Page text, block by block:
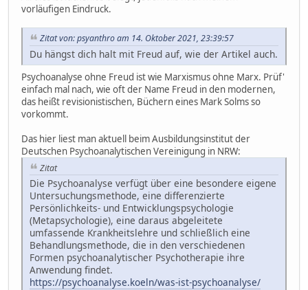
vorläufigen Eindruck.
Zitat von: psyanthro am 14. Oktober 2021, 23:39:57
Du hängst dich halt mit Freud auf, wie der Artikel auch.
Psychoanalyse ohne Freud ist wie Marxismus ohne Marx. Prüf'
einfach mal nach, wie oft der Name Freud in den modernen,
das heißt revisionistischen, Büchern eines Mark Solms so
vorkommt.
Das hier liest man aktuell beim Ausbildungsinstitut der
Deutschen Psychoanalytischen Vereinigung in NRW:
Zitat
Die Psychoanalyse verfügt über eine besondere eigene
Untersuchungsmethode, eine differenzierte
Persönlichkeits- und Entwicklungspsychologie
(Metapsychologie), eine daraus abgeleitete
umfassende Krankheitslehre und schließlich eine
Behandlungsmethode, die in den verschiedenen
Formen psychoanalytischer Psychotherapie ihre
Anwendung findet.
https://psychoanalyse.koeln/was-ist-psychoanalyse/